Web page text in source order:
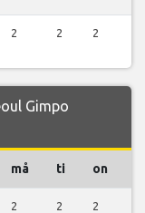
2 2 2
Gimpo
må ti on
2 2 2